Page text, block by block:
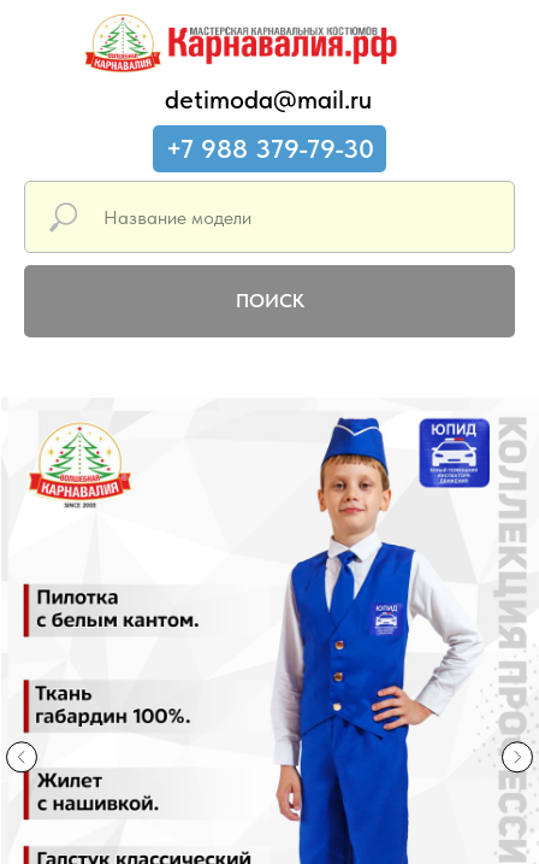
detimoda@mail.ru
+7 988 379-79-30
ПОИСК